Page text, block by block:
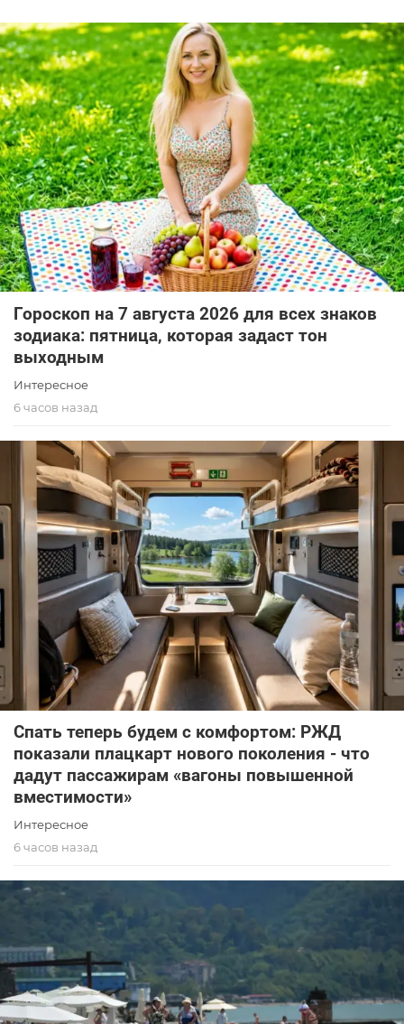
Гороскоп на 7 августа 2026 для всех знаков
зодиака: пятница, которая задаст тон
выходным
Интересное
6 часов назад
Спать теперь будем с комфортом: РЖД
показали плацкарт нового поколения - что
дадут пассажирам «вагоны повышенной
вместимости»
Интересное
6 часов назад